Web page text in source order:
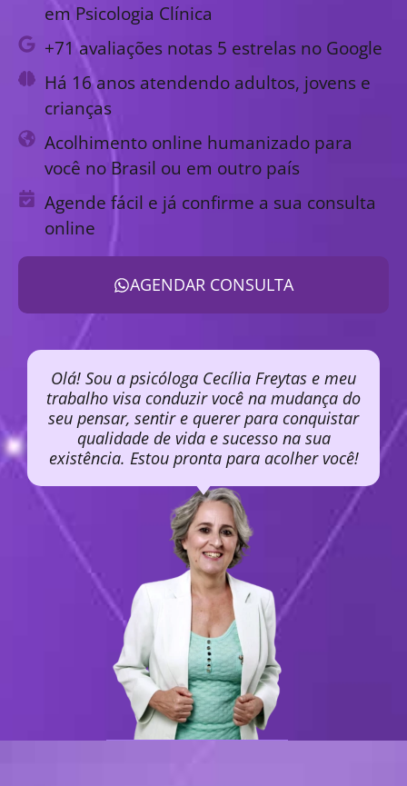
em Psicologia Clínica
+71 avaliações notas 5 estrelas no Google
Há 16 anos atendendo adultos, jovens e
crianças
Acolhimento online humanizado para
você no Brasil ou em outro país
Agende fácil e já confirme a sua consulta
online
AGENDAR CONSULTA
Olá! Sou a psicóloga Cecília Freytas e meu
trabalho visa conduzir você na mudança do
seu pensar, sentir e querer para conquistar
qualidade de vida e sucesso na sua
existência. Estou pronta para acolher você!